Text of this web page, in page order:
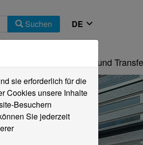
Suchen
Forschung und
sie erforderlich für die
Cookies unsere Inhalte
Besuchern
Sie jederzeit